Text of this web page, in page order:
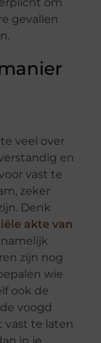
gevallen
veel over
en
vast te
zeker
Denk
akte van
zijn nog
wie
ook de
voogd
vast te laten